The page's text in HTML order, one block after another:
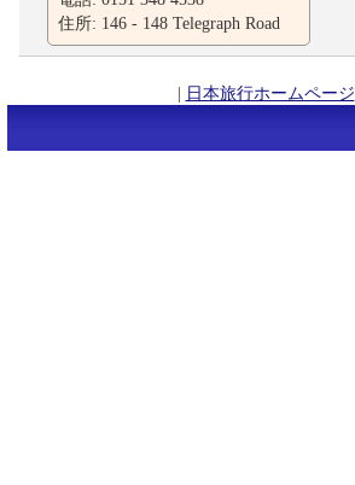
住所: 146 - 148 Telegraph Road
| 日本旅行ホームページ